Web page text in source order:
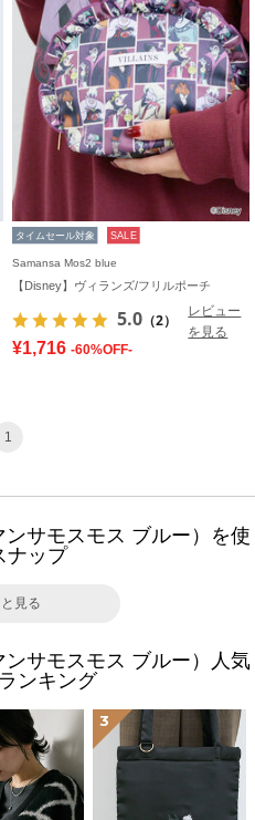
タイムセール対象 SALE
Samansa Mos2 blue
【Disney】ヴィランズ/フリルポーチ
5.0 （2）
レビュー
を見る
¥1,716 -60%OFF-
1
サモスモス ブルー）を使
ナップ
見る
サモスモス ブルー）人気
ンキング
3